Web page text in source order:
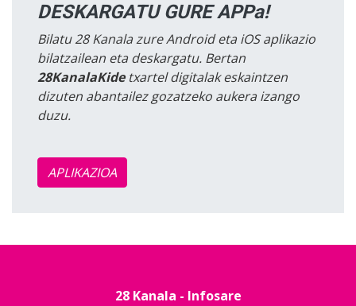
DESKARGATU GURE APPa!
Bilatu 28 Kanala zure Android eta iOS aplikazio
bilatzailean eta deskargatu. Bertan
28KanalaKidetxartel digitalak eskaintzen
dizuten abantailez gozatzeko aukera izango
duzu.
APLIKAZIOA
28 Kanala - Infosare